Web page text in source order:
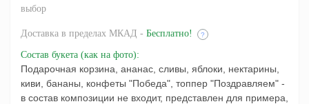
выбор
Доставка в пределах МКАД - Бесплатно! ?
Состав букета (как на фото):
Подарочная корзина, ананас, сливы, яблоки, нектарины,
киви, бананы, конфеты "Победа", топпер "Поздравляем" -
в состав композиции не входит, представлен для примера,